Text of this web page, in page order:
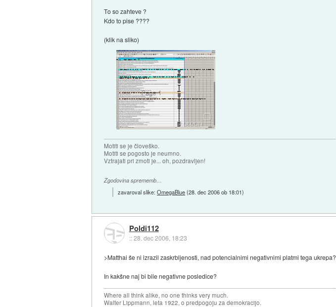
To so zahteve ?
Kdo to pise ????
(klik na sliko)
Motiti se je človeško.
Motiti se pogosto je neumno.
Vztrajati pri zmoti je... oh, pozdravljen!
Zgodovina sprememb…
zavaroval slike:OmegaBlue(28. dec 2006 ob 18:01)
Poldi112
::28. dec 2006, 18:23
>Matthai še ni izrazil zaskrbljenosti, nad potencialnimi negativnimi platmi tega ukrepa?
In kakšne naj bi bile negativne posledice?
Where all think alike, no one thinks very much.
Walter Lippmann, leta 1922, o predpogoju za demokracijo.